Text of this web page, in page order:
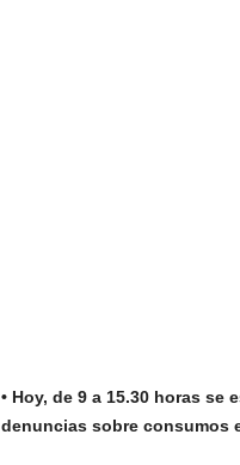
• Hoy, de 9 a 15.30 horas
denuncias sobre consumos